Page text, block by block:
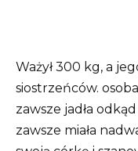
Ważył 300 kg, a
siostrzeńców.
zawsze jadła
zawsze miała